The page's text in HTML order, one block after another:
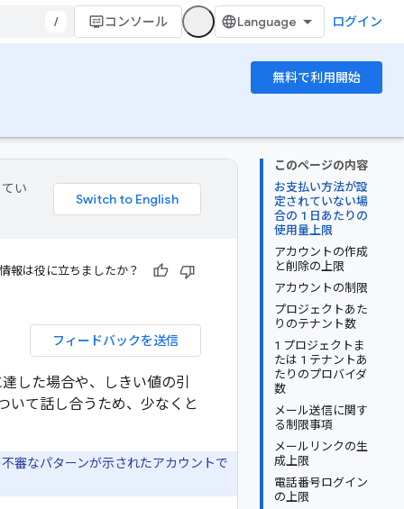
/ コンソール ログイン
無料で利用開始
このページの内容
お支払い方法が設
定されていない場
合の 1 日あたりの
使用量上限
アカウントの作成
と削除の上限
アカウントの制限
プロジェクトあた
りのテナント数
1 プロジェクトま
たは 1 テナントあ
たりのプロバイダ
数
メール送信に関す
る制限事項
メールリンクの生
成上限
電話番号ログイン
の上限
い
報は役に立ちましたか？
フィードバックを送信
した場合や、しきい値の引
いて話し合うため、少なくと
審なパターンが示されたアカウントで